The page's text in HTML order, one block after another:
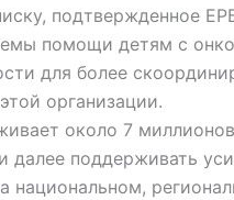
подтвержденное
помощи детям с
для более
организации.
около 7
далее поддерживать
национальном,